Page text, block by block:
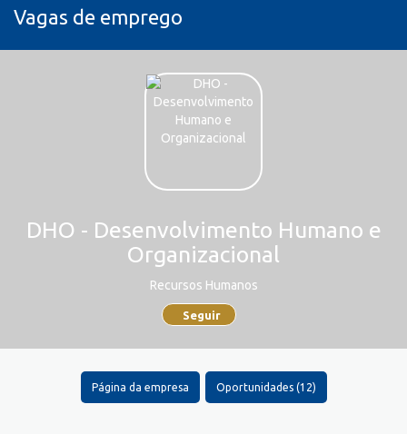
Vagas de emprego
DHO - Desenvolvimento Humano e
Organizacional
Recursos Humanos
Seguir
Página da empresa Oportunidades (12)